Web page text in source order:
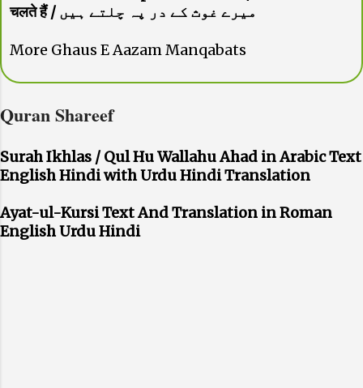
चलते हैं / میرے غوث کے در پہ چلتے ہیں
More Ghaus E Aazam Manqabats
Quran Shareef
Surah Ikhlas / Qul Hu Wallahu Ahad in Arabic Text
English Hindi with Urdu Hindi Translation
Ayat-ul-Kursi Text And Translation in Roman
English Urdu Hindi